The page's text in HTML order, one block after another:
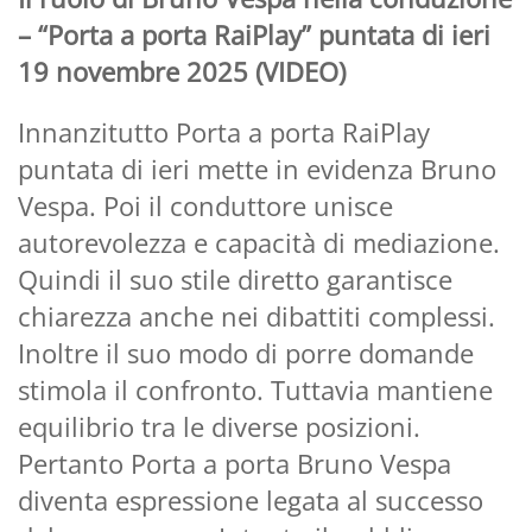
– “Porta a porta RaiPlay” puntata di ieri
19 novembre 2025 (VIDEO)
Innanzitutto Porta a porta RaiPlay
puntata di ieri mette in evidenza Bruno
Vespa. Poi il conduttore unisce
autorevolezza e capacità di mediazione.
Quindi il suo stile diretto garantisce
chiarezza anche nei dibattiti complessi.
Inoltre il suo modo di porre domande
stimola il confronto. Tuttavia mantiene
equilibrio tra le diverse posizioni.
Pertanto Porta a porta Bruno Vespa
diventa espressione legata al successo